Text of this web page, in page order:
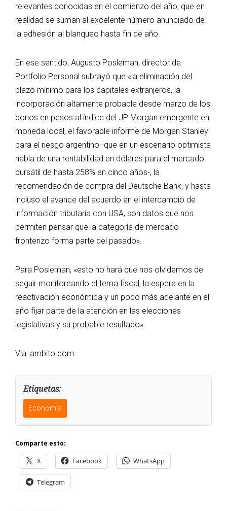
relevantes conocidas en el comienzo del año, que en
realidad se suman al excelente número anunciado de
la adhesión al blanqueo hasta fin de año.
En ese sentido, Augusto Posleman, director de
Portfolio Personal subrayó que «la eliminación del
plazo mínimo para los capitales extranjeros, la
incorporación altamente probable desde marzo de los
bonos en pesos al índice del JP Morgan emergente en
moneda local, el favorable informe de Morgan Stanley
para el riesgo argentino -que en un escenario optimista
habla de una rentabilidad en dólares para el mercado
bursátil de hasta 258% en cinco años-, la
recomendación de compra del Deutsche Bank, y hasta
incluso el avance del acuerdo en el intercambio de
información tributaria con USA, son datos que nos
permiten pensar que la categoría de mercado
fronterizo forma parte del pasado».
Para Posleman, «esto no hará que nos olvidemos de
seguir monitoreando el tema fiscal, la espera en la
reactivación económica y un poco más adelante en el
año fijar parte de la atención en las elecciones
legislativas y su probable resultado».
Via: ambito.com
Etiquetas:
Economía
Comparte esto:
X Facebook WhatsApp
Telegram